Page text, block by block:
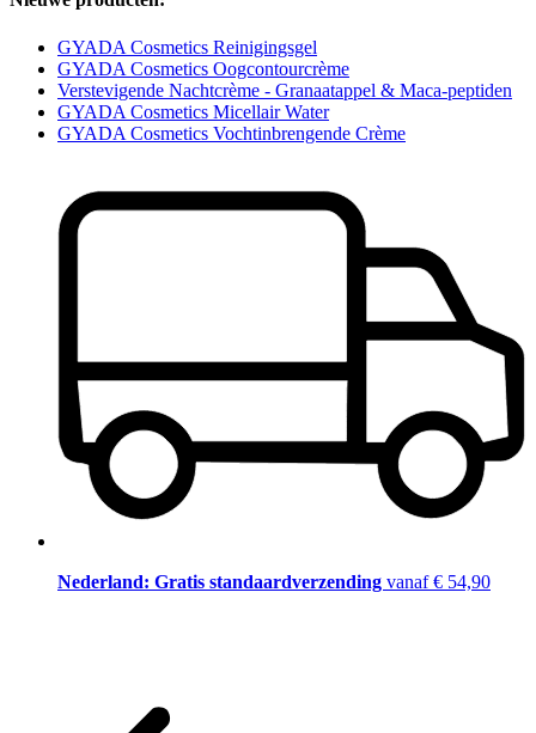
GYADA Cosmetics Reinigingsgel
GYADA Cosmetics Oogcontourcrème
Verstevigende Nachtcrème - Granaatappel & Maca-peptiden
GYADA Cosmetics Micellair Water
GYADA Cosmetics Vochtinbrengende Crème
Nederland: Gratis standaardverzending vanaf € 54,90